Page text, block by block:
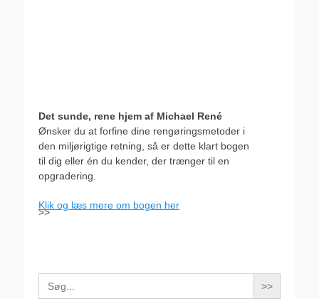
Det sunde, rene hjem af Michael René
Ønsker du at forfine dine rengøringsmetoder i
den miljørigtige retning, så er dette klart bogen
til dig eller én du kender, der trænger til en
opgradering.
Klik og læs mere om bogen her
>>
Search
for: